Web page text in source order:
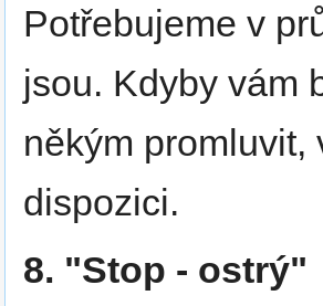
Potřebujeme v
jsou. Kdyby vám
někým promluvit,
dispozici.
8. "Stop - ostrý"